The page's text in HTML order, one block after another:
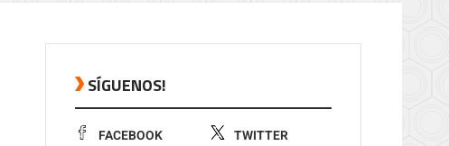
SÍGUENOS!
FACEBOOK TWITTER